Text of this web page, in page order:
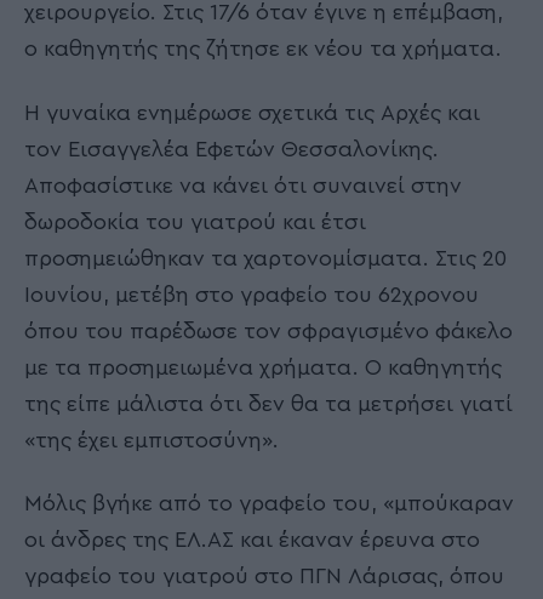
χειρουργείο. Στις 17/6 όταν έγινε η επέμβαση,
ο καθηγητής της ζήτησε εκ νέου τα χρήματα.
Η γυναίκα ενημέρωσε σχετικά τις Αρχές και
τον Εισαγγελέα Εφετών Θεσσαλονίκης.
Αποφασίστικε να κάνει ότι συναινεί στην
δωροδοκία του γιατρού και έτσι
προσημειώθηκαν τα χαρτονομίσματα. Στις 20
Ιουνίου, μετέβη στο γραφείο του 62χρονου
όπου του παρέδωσε τον σφραγισμένο φάκελο
με τα προσημειωμένα χρήματα. Ο καθηγητής
της είπε μάλιστα ότι δεν θα τα μετρήσει γιατί
«της έχει εμπιστοσύνη».
Μόλις βγήκε από το γραφείο του, «μπούκαραν
οι άνδρες της ΕΛ.ΑΣ και έκαναν έρευνα στο
γραφείο του γιατρού στο ΠΓΝ Λάρισας, όπου